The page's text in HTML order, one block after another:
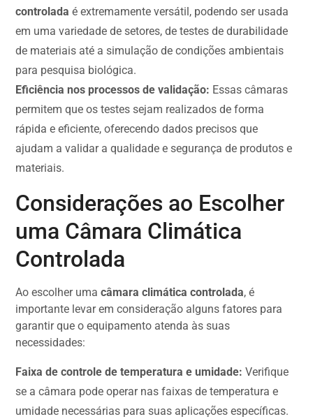
controlada é extremamente versátil, podendo ser usada
em uma variedade de setores, de testes de durabilidade
de materiais até a simulação de condições ambientais
para pesquisa biológica.
Eficiência nos processos de validação: Essas câmaras
permitem que os testes sejam realizados de forma
rápida e eficiente, oferecendo dados precisos que
ajudam a validar a qualidade e segurança de produtos e
materiais.
Considerações ao Escolher
uma Câmara Climática
Controlada
Ao escolher umacâmara climática controlada, é
importante levar em consideração alguns fatores para
garantir que o equipamento atenda às suas
necessidades:
Faixa de controle de temperatura e umidade: Verifique
se a câmara pode operar nas faixas de temperatura e
umidade necessárias para suas aplicações específicas.